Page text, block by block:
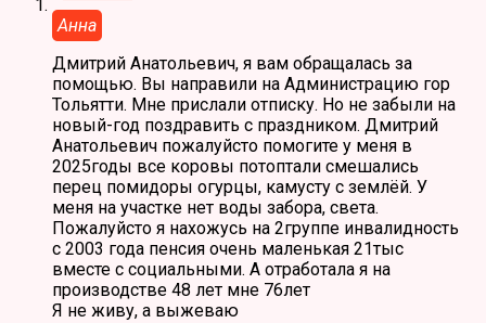
Анна
Дмитрий Анатольевич, я вам обращалась за
помощью. Вы направили на Администрацию гор
Тольятти. Мне прислали отписку. Но не забыли на
новый-год поздравить с праздником. Дмитрий
Анатольевич пожалуйсто помогите у меня в
2025годы все коровы потоптали смешались
перец помидоры огурцы, камусту с землёй. У
меня на участке нет воды забора, света.
Пожалуйсто я нахожусь на 2группе инвалидность
с 2003 года пенсия очень маленькая 21тыс
вместе с социальными. А отработала я на
производстве 48 лет мне 76лет
Я не живу, а выжеваю